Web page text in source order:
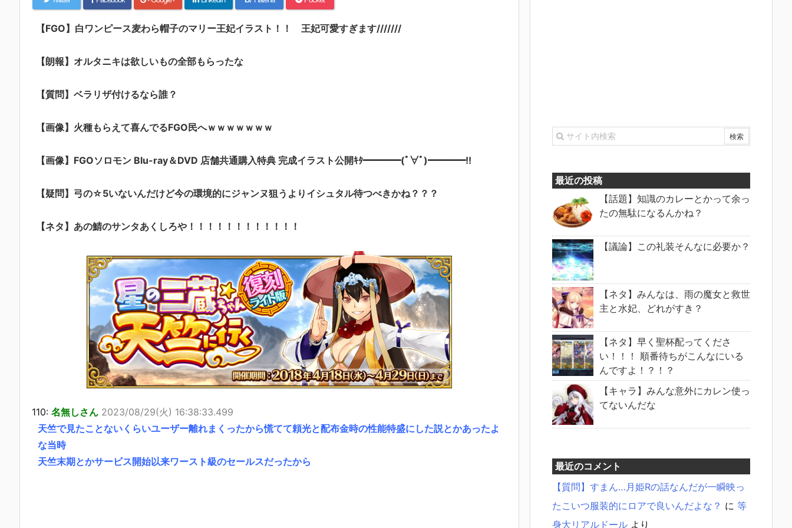
【FGO】白ワンピース麦わら帽子のマリー王妃イラスト！！ 王妃可愛すぎます///////
【朗報】オルタニキは欲しいもの全部もらったな
【質問】ベラリザ付けるなら誰？
【画像】火種もらえて喜んでるFGO民へｗｗｗｗｗｗｗ
【画像】FGOソロモン Blu-ray＆DVD 店舗共通購入特典 完成イラスト公開ｷﾀ━━━━(ﾟ∀ﾟ)━━━━!!
【疑問】弓の☆5いないんだけど今の環境的にジャンヌ狙うよりイシュタル待つべきかね？？？
【ネタ】あの鯖のサンタあくしろや！！！！！！！！！！！！
110: 名無しさん 2023/08/29(火) 16:38:33.499
天竺で見たことないくらいユーザー離れまくったから慌てて頼光と配布金時の性能特盛にした説とかあったよ
な当時
天竺末期とかサービス開始以来ワースト級のセールスだったから
最近の投稿
【話題】知識のカレーとかって余っ
たの無駄になるんかね？
【議論】この礼装そんなに必要か？
【ネタ】みんなは、雨の魔女と救世
主と水妃、どれがすき？
【ネタ】早く聖杯配ってくださ
い！！！ 順番待ちがこんなにいる
んですよ！？！？
【キャラ】みんな意外にカレン使っ
てないんだな
最近のコメント
【質問】すまん…月姫Rの話なんだが一瞬映っ
たこいつ服装的にロアで良いんだよな？ に 等
身大リアルドール より